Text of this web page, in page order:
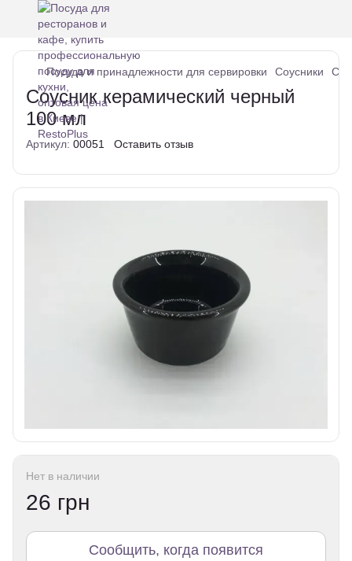
Посуда и принадлежности для сервировки Соусники
Соусник керамический черный
100 мл
Артикул: 00051 Оставить отзыв
Нет в наличии
26 грн
Сообщить, когда появится